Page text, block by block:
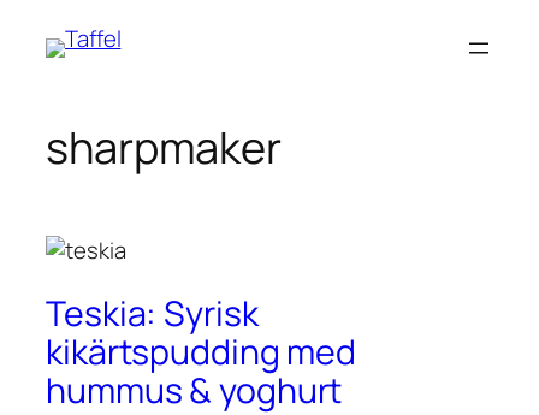
Hoppa
sharpmaker
Teskia: Syrisk
kikärtspudding med
hummus & yoghurt